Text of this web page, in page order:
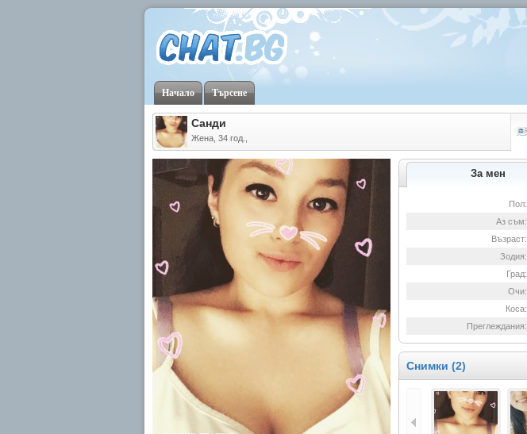
Начало Търсене
Санди
Жена, 34 год.,
За мен
Пол:
Аз съм:
Възраст:
Зодия:
Град:
Очи:
Коса:
Преглеждания:
Снимки (2)